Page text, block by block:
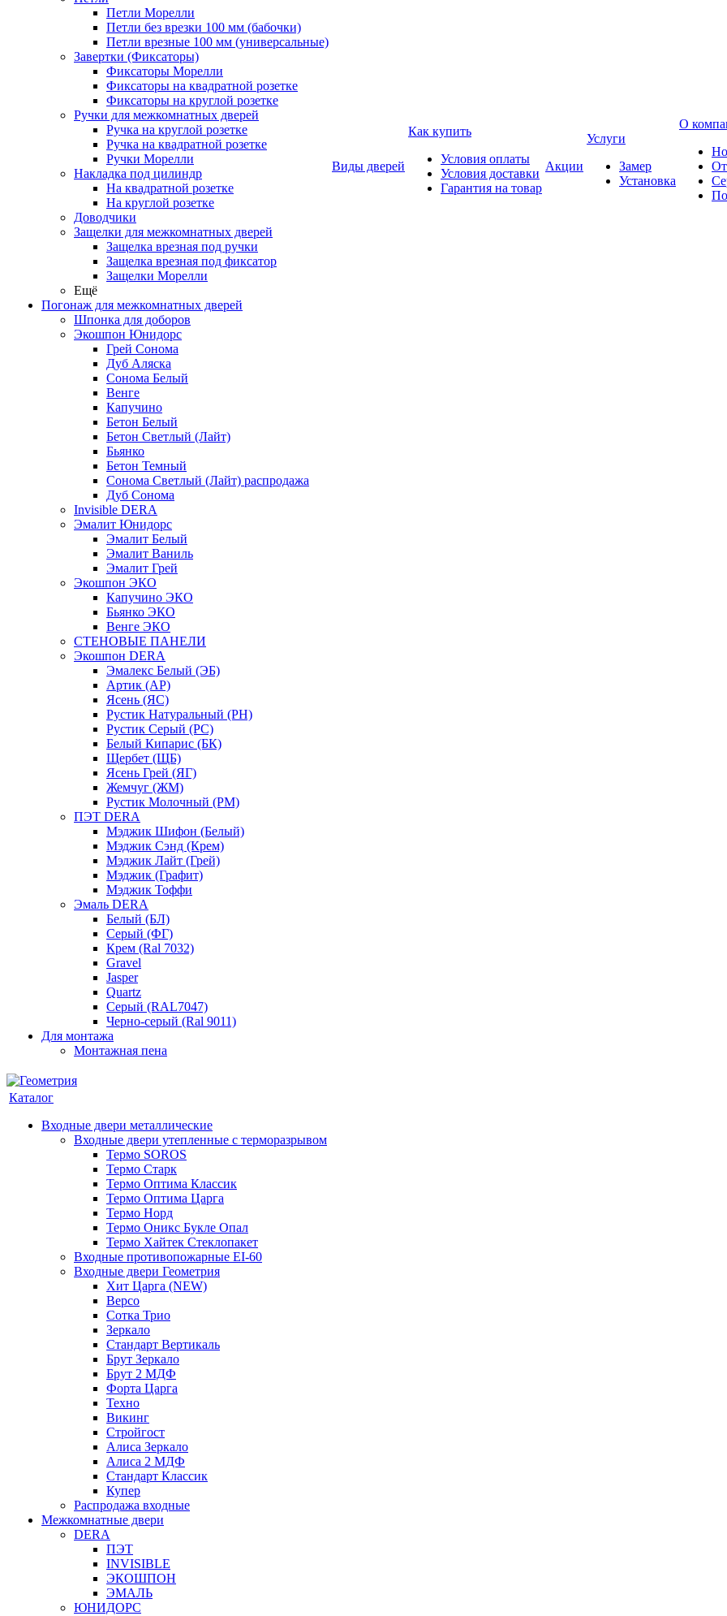
Петли Морелли
Петли без врезки 100 мм (бабочки)
Петли врезные 100 мм (универсальные)
Завертки (Фиксаторы)
Фиксаторы Морелли
Фиксаторы на квадратной розетке
Фиксаторы на круглой розетке
Ручки для межкомнатных дверей
Ручка на круглой розетке
Ручка на квадратной розетке
Ручки Морелли
Накладка под цилиндр
На квадратной розетке
На круглой розетке
Доводчики
Защелки для межкомнатных дверей
Защелка врезная под ручки
Защелка врезная под фиксатор
Защелки Морелли
Ещё
Погонаж для межкомнатных дверей
Шпонка для доборов
Экошпон Юнидорс
Грей Сонома
Дуб Аляска
Сонома Белый
Венге
Капучино
Бетон Белый
Бетон Светлый (Лайт)
Бьянко
Бетон Темный
Сонома Светлый (Лайт) распродажа
Дуб Сонома
Invisible DERA
Эмалит Юнидорс
Эмалит Белый
Эмалит Ваниль
Эмалит Грей
Экошпон ЭКО
Капучино ЭКО
Бьянко ЭКО
Венге ЭКО
СТЕНОВЫЕ ПАНЕЛИ
Экошпон DERA
Эмалекс Белый (ЭБ)
Артик (АР)
Ясень (ЯС)
Рустик Натуральный (РН)
Рустик Серый (РС)
Белый Кипарис (БК)
Щербет (ЩБ)
Ясень Грей (ЯГ)
Жемчуг (ЖМ)
Рустик Молочный (РМ)
ПЭТ DERA
Мэджик Шифон (Белый)
Мэджик Сэнд (Крем)
Мэджик Лайт (Грей)
Мэджик (Графит)
Мэджик Тоффи
Эмаль DERA
Белый (БЛ)
Серый (ФГ)
Крем (Ral 7032)
Gravel
Jasper
Quartz
Серый (RAL7047)
Черно-серый (Ral 9011)
Для монтажа
Монтажная пена
Виды дверей
Как купить
Условия оплаты
Условия доставки
Гарантия на товар
Акции
Услуги
Замер
Установка
О
Каталог
Входные двери металлические
Входные двери утепленные с терморазрывом
Термо SOROS
Термо Старк
Термо Оптима Классик
Термо Оптима Царга
Термо Норд
Термо Оникс Букле Опал
Термо Хайтек Стеклопакет
Входные противопожарные EI-60
Входные двери Геометрия
Хит Царга (NEW)
Версо
Сотка Трио
Зеркало
Стандарт Вертикаль
Брут Зеркало
Брут 2 МДФ
Форта Царга
Техно
Викинг
Стройгост
Алиса Зеркало
Алиса 2 МДФ
Стандарт Классик
Купер
Распродажа входные
Межкомнатные двери
DERA
ПЭТ
INVISIBLE
ЭКОШПОН
ЭМАЛЬ
ЮНИДОРС